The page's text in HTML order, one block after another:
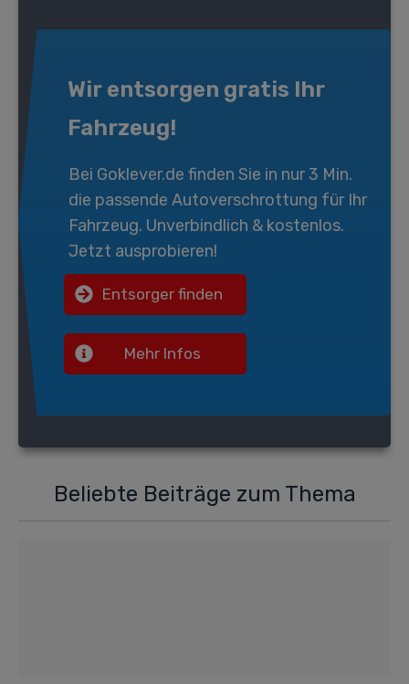
Wir entsorgen gratis Ihr
Fahrzeug!
Bei Goklever.de finden Sie in nur 3 Min.
die passende Autoverschrottung für Ihr
Fahrzeug. Unverbindlich & kostenlos.
Jetzt ausprobieren!
Entsorger finden
Mehr Infos
Beliebte Beiträge zum Thema